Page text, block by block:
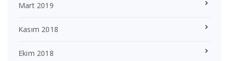
Mart 2019
Kasım 2018
Ekim 2018